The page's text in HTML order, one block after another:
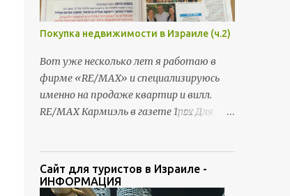
לבית – מחסן, חניה, גינה, גג וכו' *הערות אזהרה
(במידה ויש) *מי הבעלים של הנכס – שם ות.ז.
*שיעבודים בנוסף לסכום המשכנתא המקורי או
להלוואת גישור
Покупка недвижимости в Израиле (ч.2)
Вот уже несколько лет я работаю в
фирме «RE/MAX» и специализируюсь
именно на продаже квартир и вилл.
RE/MAX Кармиэль в газете צפון1 Для
работу с каждым клиентом. Ведь
приобретение нового Дома – дело очень
Сайт для туристов в Израиле -
ИНФОРМАЦИЯ